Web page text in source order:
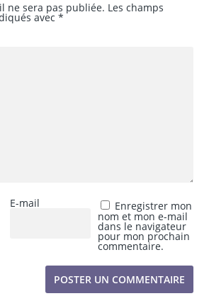
ne sera pas publiée. Les champs
avec*
E-mail Enregistrer mon
nom et mon e-mail
dans le navigateur
pour mon prochain
commentaire.